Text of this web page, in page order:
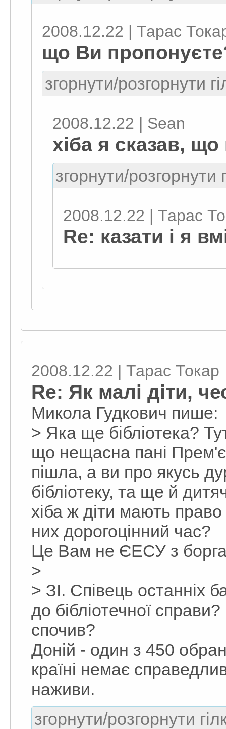
2008.12.22 | Тарас
що Ви
згорнути/розгорнути
2008.12.22 | Sean
хіба я сказав,
згорнути/розгорнути
2008.12.22 | Тарас
Re: казати і я
2008.12.22 | Тарас Токар
Re: Як малі діти,
Микола Гудкович пише:
> Яка ще бібліотека?
що нещасна пані
пішла, а ви про якусь
бібліотеку, та ще й
хіба ж діти мають
них дорогоцінний час?
Це Вам не ЄЕСУ з
>
> ЗІ. Співець останніх
до бібліотечної
спочив?
Доній - один з 450
країні немає
наживи.
згорнути/розгорнути